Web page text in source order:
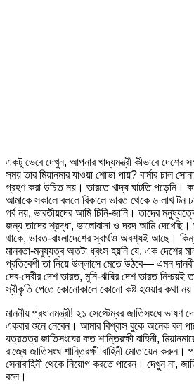
একটু ভেবে দেখুন, আপনার খাদ্যমন্ত্রী কীভাবে দেশের
সময় তার মিয়ানমার যাওয়া শোভা পায়? বার্মার চাল
গ্রহণ করা উচিত নয়। ভারতে খাদ্য ঘাটতি পড়েনি।
আমাকে সকালে বললে বিকালে ভারত থেকে ৬ লাখ টন
গর্ব নয়, ভারতীয়দের আমি চিনি-জানি। তাদের
জন্য তাদের শ্রদ্ধা, ভালোবাসা ও দরদ আমি দেখেছি।
থাকে, ভারত-বাংলাদেশের স্বার্থও অবশ্যই আছে।
মানবতা-মনুষ্যত্ব অতটা ধ্বংস হয়নি যে, এক দেশের
প্রতিবেশী তা নিয়ে উল্লাসে মেতে উঠবে— এমন
দেব-দেবীর দেশ ভারত, মুনি-ঋষির দেশ ভারত নিশ্চয়ই
স্বীকৃতি পেতে কোনোকালে কোনো কষ্ট হওয়ার কথা
মাননীয় প্রধানমন্ত্রী! ২১ সেপ্টেম্বর জাতিসংঘে ভাষণ
একবার শুনে নেবেন। আমার বিশ্বাস বুকে অনেক বল
যত্রতত্র জাতিসংঘের কত শান্তিরক্ষী বাহিনী,
রাজ্যে জাতিসংঘ শান্তিরক্ষী বাহিনী মোতায়েন করুন।
সেনাবাহিনী থেকে নিয়োগ করতে পারেন। দেখুন না,
বলে।